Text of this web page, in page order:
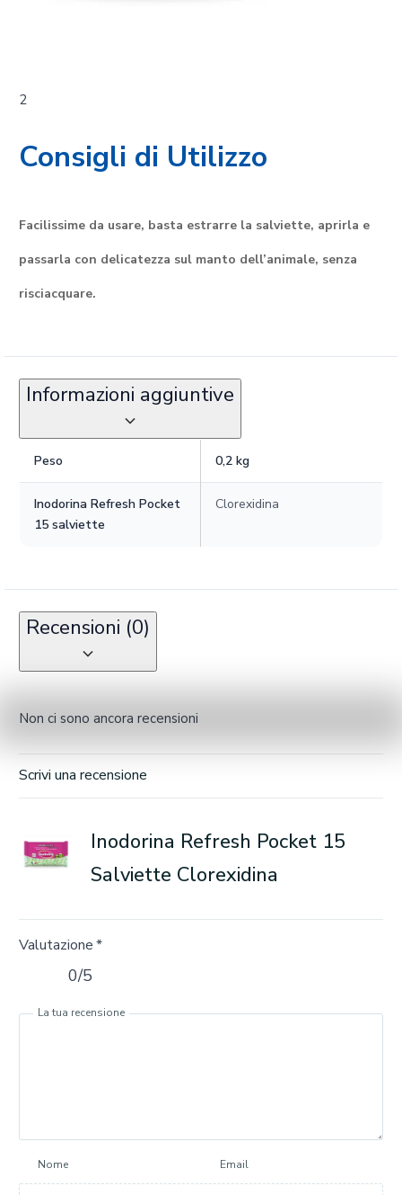
2
Consigli di Utilizzo
Facilissime da usare, basta estrarre la salviette, aprirla e
passarla con delicatezza sul manto dell’animale, senza
risciacquare.
Informazioni aggiuntive
Peso 0,2 kg
Inodorina Refresh Pocket
15 salviette
Clorexidina
Recensioni (0)
Non ci sono ancora recensioni
Scrivi una recensione
Inodorina Refresh Pocket 15
Salviette Clorexidina
Valutazione*
0/5
La tua recensione
Nome Email